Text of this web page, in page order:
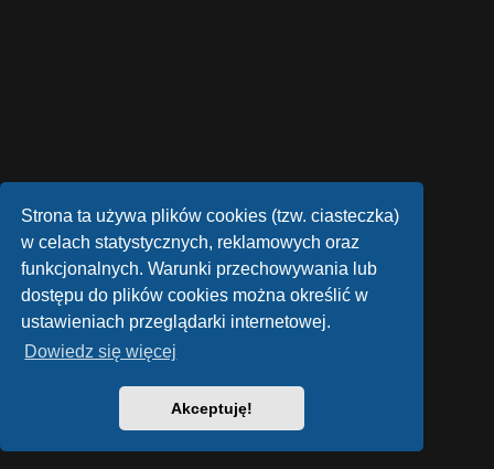
Strona ta używa plików cookies (tzw. ciasteczka)
w celach statystycznych, reklamowych oraz
funkcjonalnych. Warunki przechowywania lub
dostępu do plików cookies można określić w
ustawieniach przeglądarki internetowej.
Dowiedz się więcej
Akceptuję!